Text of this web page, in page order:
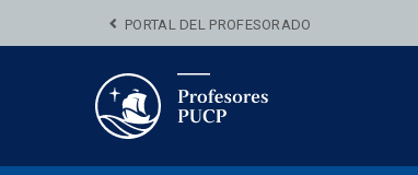
PORTAL DEL PROFESORADO